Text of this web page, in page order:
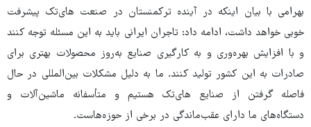
بهرامی با بیان اینکه در آینده ترکمنستان در صنعت های‌تک پیشرفت
خوبی خواهد داشت، ادامه داد: تاجران ایرانی باید به این مسئله توجه کنند
و با افزایش بهره‌وری و به کارگیری صنایع به‌روز محصولات بهتری برای
صادرات به این کشور تولید کنند. ما به دلیل مشکلات بین‌المللی در حال
فاصله گرفتن از صنایع های‌تک هستیم و متأسفانه ماشین‌آلات و
دستگاه‌های ما دارای عقب‌ماندگی در برخی از حوزه‌هاست.